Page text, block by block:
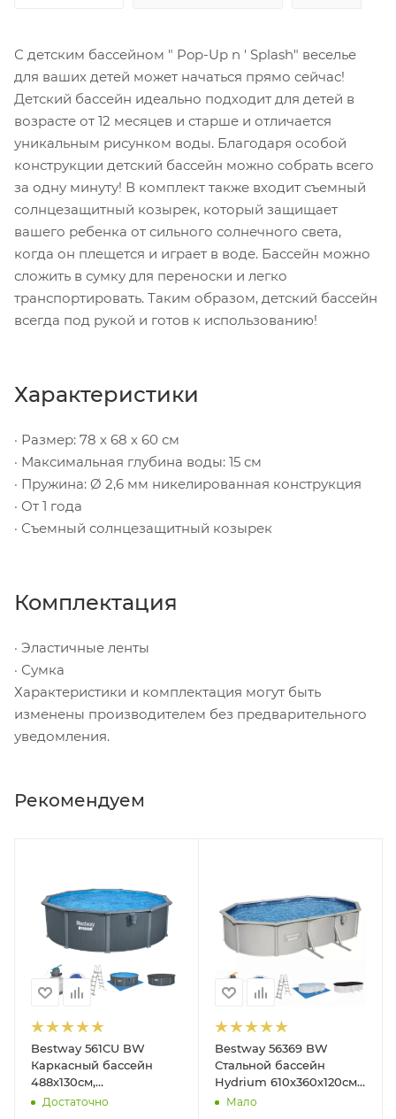
С детским бассейном " Pop-Up n ' Splash" веселье
для ваших детей может начаться прямо сейчас!
Детский бассейн идеально подходит для детей в
возрасте от 12 месяцев и старше и отличается
уникальным рисунком воды. Благодаря особой
конструкции детский бассейн можно собрать всего
за одну минуту! В комплект также входит съемный
солнцезащитный козырек, который защищает
вашего ребенка от сильного солнечного света,
когда он плещется и играет в воде. Бассейн можно
сложить в сумку для переноски и легко
транспортировать. Таким образом, детский бассейн
всегда под рукой и готов к использованию!
Характеристики
· Размер: 78 х 68 х 60 см
· Максимальная глубина воды: 15 см
· Пружина: Ø 2,6 мм никелированная конструкция
· От 1 года
· Съемный солнцезащитный козырек
Комплектация
· Эластичные ленты
· Сумка
Характеристики и комплектация могут быть
изменены производителем без предварительного
уведомления.
Рекомендуем
Bestway 561CU BW
Каркасный бассейн
488х130см,
композитный, 21490л,
Достаточно
Bestway 56369 BW
Стальной бассейн
Hydrium 610х360х120см,
19929л, песч.фил.-нас
Мало